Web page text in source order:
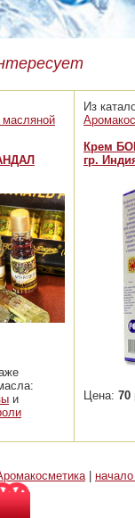
и
Из
Крем
гр.
Цена: 70
| начало